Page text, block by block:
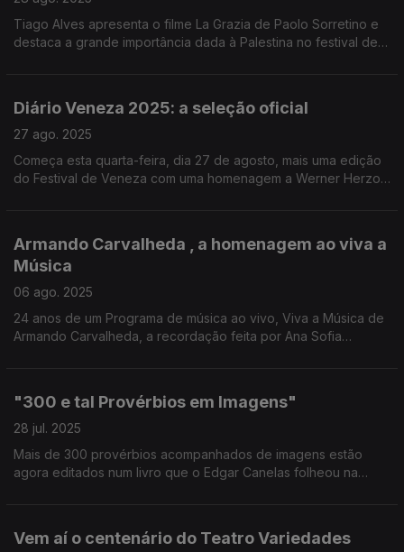
Tiago Alves apresenta o filme La Grazia de Paolo Sorretino e
destaca a grande importância dada à Palestina no festival de
Diário Veneza 2025: a seleção oficial
27 ago. 2025
Começa esta quarta-feira, dia 27 de agosto, mais uma edição
do Festival de Veneza com uma homenagem a Werner Herzog
Armando Carvalheda , a homenagem ao viva a
Música
06 ago. 2025
24 anos de um Programa de música ao vivo, Viva a Música de
Armando Carvalheda, a recordação feita por Ana Sofia
"300 e tal Provérbios em Imagens"
28 jul. 2025
Mais de 300 provérbios acompanhados de imagens estão
agora editados num livro que o Edgar Canelas folheou na
Vem aí o centenário do Teatro Variedades